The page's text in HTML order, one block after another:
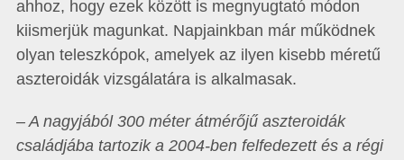
ahhoz, hogy ezek között is megnyugtató módon
kiismerjük magunkat. Napjainkban már működnek
olyan teleszkópok, amelyek az ilyen kisebb méretű
aszteroidák vizsgálatára is alkalmasak.
– A nagyjából 300 méter átmérőjű aszteroidák
családjába tartozik a 2004-ben felfedezett és a régi